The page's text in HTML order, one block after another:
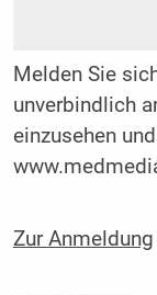
Melden Sie
unverbindlich
einzusehen
Zur Anmeldung